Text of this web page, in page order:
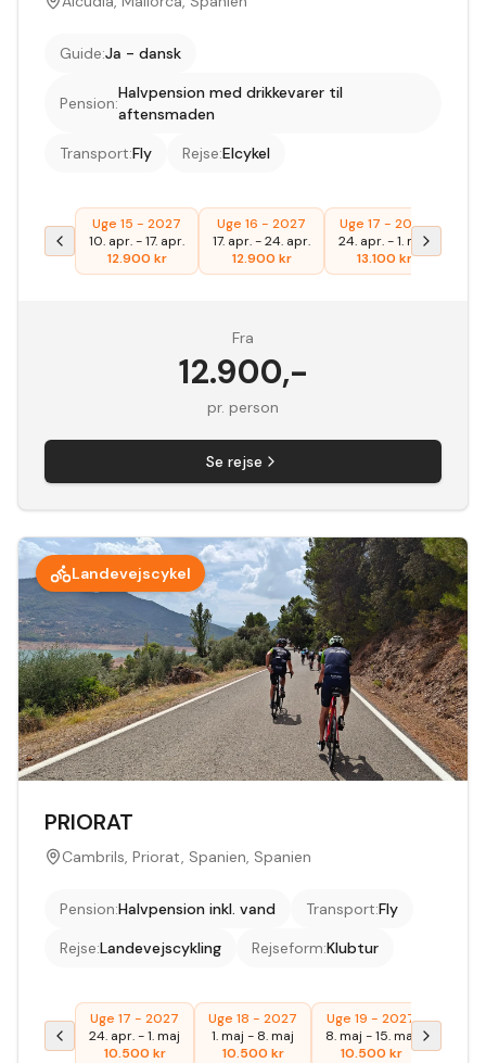
Guide:Ja - dansk
Pension:
Halvpension med drikkevarer til
aftensmaden
Transport:Fly Rejse:Elcykel
Uge 15 - 2027
10. apr.-17. apr.
12.900 kr
Uge 16 - 2027
17. apr.-24. apr.
12.900 kr
Uge 17 - 2027
24. apr.-1. maj
13.100 kr
Fra
12.900,-
pr. person
Se rejse
Landevejscykel
PRIORAT
Cambrils, Priorat, Spanien, Spanien
Pension:Halvpension inkl. vand Transport:Fly
Rejse:Landevejscykling Rejseform:Klubtur
Uge 17 - 2027
24. apr.-1. maj
10.500 kr
Uge 18 - 2027
1. maj - 8. maj
10.500 kr
Uge 19 - 2027
8. maj -15. maj
10.500 kr